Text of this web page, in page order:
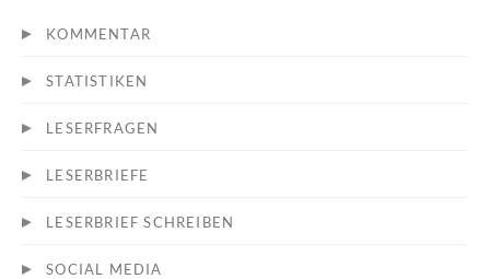
KOMMENTAR
STATISTIKEN
LESERFRAGEN
LESERBRIEFE
LESERBRIEF SCHREIBEN
SOCIAL MEDIA